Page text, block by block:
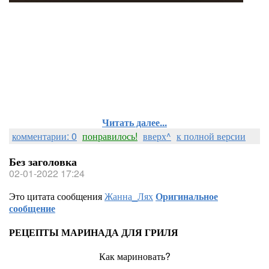
Читать далее...
комментарии: 0 понравилось! вверх^ к полной версии
Без заголовка
02-01-2022 17:24
Это цитата сообщенияЖанна_ЛяхОригинальное
сообщение
РЕЦЕПТЫ МАРИНАДА ДЛЯ ГРИЛЯ
Как мариновать?